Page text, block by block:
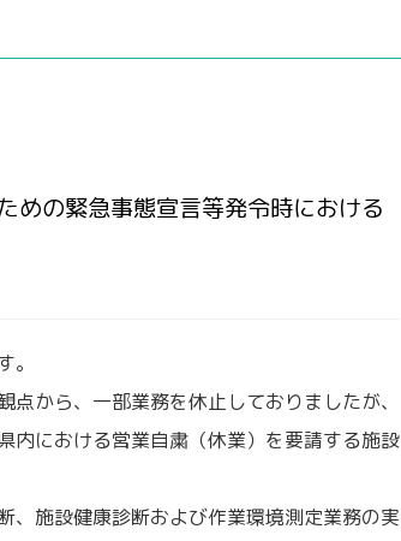
めの緊急事態宣言等発令時における
から、一部業務を休止しておりましたが、
内における営業自粛（休業）を要請する施設
、施設健康診断および作業環境測定業務の実